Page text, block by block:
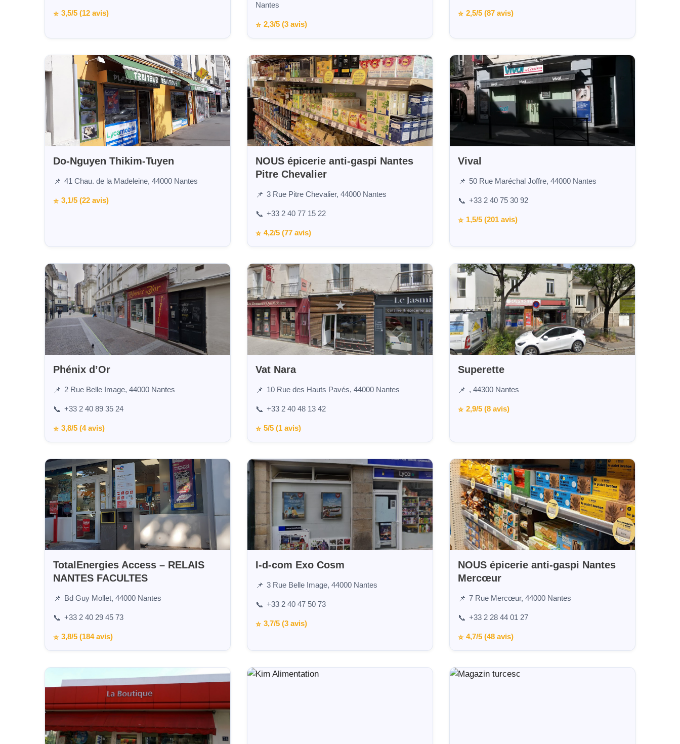
⭐ 3,5/5 (12 avis)
Nantes
⭐ 2,3/5 (3 avis)
⭐ 2,5/5 (87 avis)
Do-Nguyen Thikim-Tuyen
📌 41 Chau. de la Madeleine, 44000 Nantes
⭐ 3,1/5 (22 avis)
NOUS épicerie anti-gaspi Nantes
Pitre Chevalier
📌 3 Rue Pitre Chevalier, 44000 Nantes
📞 +33 2 40 77 15 22
⭐ 4,2/5 (77 avis)
Vival
📌 50 Rue Maréchal Joffre, 44000 Nantes
📞 +33 2 40 75 30 92
⭐ 1,5/5 (201 avis)
Phénix d’Or
📌 2 Rue Belle Image, 44000 Nantes
📞 +33 2 40 89 35 24
⭐ 3,8/5 (4 avis)
Vat Nara
📌 10 Rue des Hauts Pavés, 44000 Nantes
📞 +33 2 40 48 13 42
⭐ 5/5 (1 avis)
Superette
📌 , 44300 Nantes
⭐ 2,9/5 (8 avis)
TotalEnergies Access – RELAIS
NANTES FACULTES
📌 Bd Guy Mollet, 44000 Nantes
📞 +33 2 40 29 45 73
⭐ 3,8/5 (184 avis)
I-d-com Exo Cosm
📌 3 Rue Belle Image, 44000 Nantes
📞 +33 2 40 47 50 73
⭐ 3,7/5 (3 avis)
NOUS épicerie anti-gaspi Nantes
Mercœur
📌 7 Rue Mercœur, 44000 Nantes
📞 +33 2 28 44 01 27
⭐ 4,7/5 (48 avis)